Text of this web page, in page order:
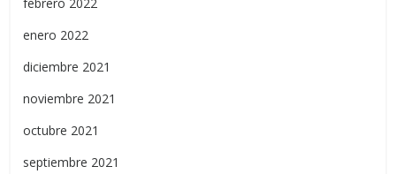
enero 2022
diciembre 2021
noviembre 2021
octubre 2021
septiembre 2021